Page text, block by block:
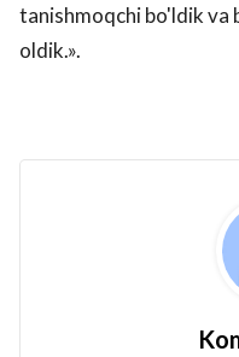
tanishmoqchi bo'ldik
oldik.».